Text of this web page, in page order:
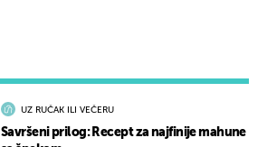
UZ RUČAK ILI VEČERU
Savršeni prilog: Recept za najfinije mahune